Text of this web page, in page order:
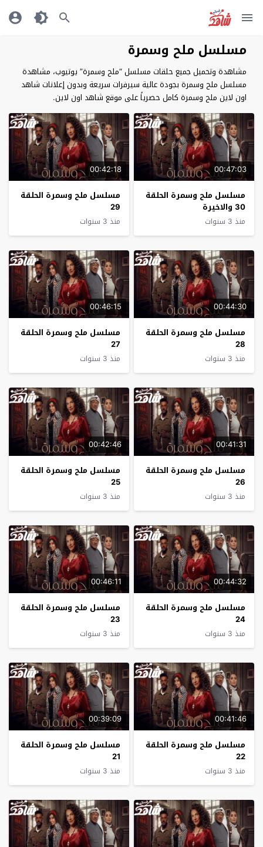
مسلسل ملح وسمرة
مشاهدة وتحميل جميع حلقات مسلسل “ملح وسمرة” يوتيوب، مشاهدة
مسلسل ملح وسمرة بجودة عالية سيرفرات سريعة وبدون إعلانات شاهد
اون لاين ملح وسمرة كامل حصرياً على موقع شاهد اون لاين.
00:47:03
مسلسل ملح وسمرة الحلقة
30 والاخيرة
منذ 3 سنوات
00:42:18
مسلسل ملح وسمرة الحلقة
29
منذ 3 سنوات
00:44:30
مسلسل ملح وسمرة الحلقة
28
منذ 3 سنوات
00:46:15
مسلسل ملح وسمرة الحلقة
27
منذ 3 سنوات
00:41:31
مسلسل ملح وسمرة الحلقة
26
منذ 3 سنوات
00:42:46
مسلسل ملح وسمرة الحلقة
25
منذ 3 سنوات
00:44:32
مسلسل ملح وسمرة الحلقة
24
منذ 3 سنوات
00:46:11
مسلسل ملح وسمرة الحلقة
23
منذ 3 سنوات
00:41:46
مسلسل ملح وسمرة الحلقة
22
منذ 3 سنوات
00:39:09
مسلسل ملح وسمرة الحلقة
21
منذ 3 سنوات